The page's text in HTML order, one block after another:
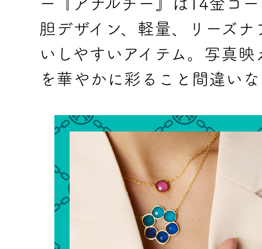
ー『アナルチー』は14金コ
胆デザイン、軽量、リーズ
いしやすいアイテム。写真
を華やかに彩ること間違い